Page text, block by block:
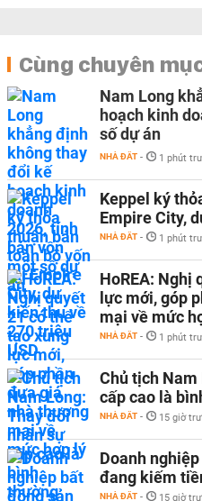
Cùng chuyên
Nam Long
hoạch kinh
số dự án
NHÀ ĐẤT - 1 phút
Keppel ký
Empire City,
NHÀ ĐẤT - 1 phút
HoREA: Nghị
lực mới, góp
mại về mức
NHÀ ĐẤT - 1 phút
Chủ tịch Nam
cấp cao là
NHÀ ĐẤT - 15 giờ
Doanh
đang kiếm
NHÀ ĐẤT - 15 giờ